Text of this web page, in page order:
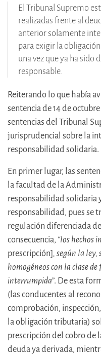
El Tribunal Supremo
realizadas frente al
anterior solamente
para exigir la
una vez que ya ha
responsable.
Reiterando lo que había
sentencia de 14 de
sentencias del Tribunal
jurisprudencial sobre la
responsabilidad solidaria.
En primer lugar, las
la facultad de la
responsabilidad solidaria
responsabilidad, pues se
regulación diferenciada
consecuencia, “los hechos
prescripción], según la ley,
homogéneos con la clase
interrumpida”. De esta
(las conducentes al
comprobación,
la obligación tributaria)
prescripción del cobro de
deuda ya derivada,